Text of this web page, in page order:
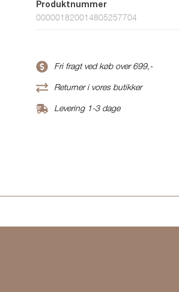
Produktnummer
000001820014805257704
Fri fragt ved køb over 699,-
Returner i vores butikker
Levering 1-3 dage